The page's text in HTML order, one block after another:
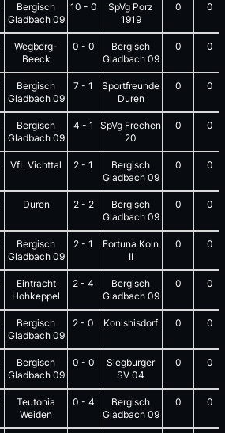
Bergisch
Gladbach 09
10 - 0
SpVg Porz
1919
0 0
Wegberg-
Beeck
0 - 0
Bergisch
Gladbach 09
0 0
Bergisch
Gladbach 09
7 - 1
Sportfreunde
Duren
0 0
Bergisch
Gladbach 09
4 - 1
SpVg Frechen
20
0 0
VfL Vichttal 2 - 1
Bergisch
Gladbach 09
0 0
Duren 2- 2
Bergisch
Gladbach 09
0 0
Bergisch
Gladbach 09
2 - 1
Fortuna Koln
II
0 0
Eintracht
Hohkeppel
2 - 4
Bergisch
Gladbach 09
0 0
Bergisch
Gladbach 09
2 - 0 Konishisdorf 0 0
Bergisch
Gladbach 09
0 - 0
Siegburger
SV 04
0 0
Teutonia
Weiden
0 - 4
Bergisch
Gladbach 09
0 0